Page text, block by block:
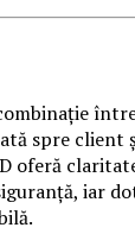
spre client
oferă
iar